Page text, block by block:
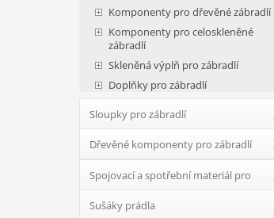
Komponenty pro dřevěné zábradlí
Komponenty pro celoskleněné
zábradlí
Skleněná výplň pro zábradlí
Doplňky pro zábradlí
Sloupky pro zábradlí
Dřevěné komponenty pro zábradlí
Spojovací a spotřební materiál pro
zábradlí
Sušáky prádla